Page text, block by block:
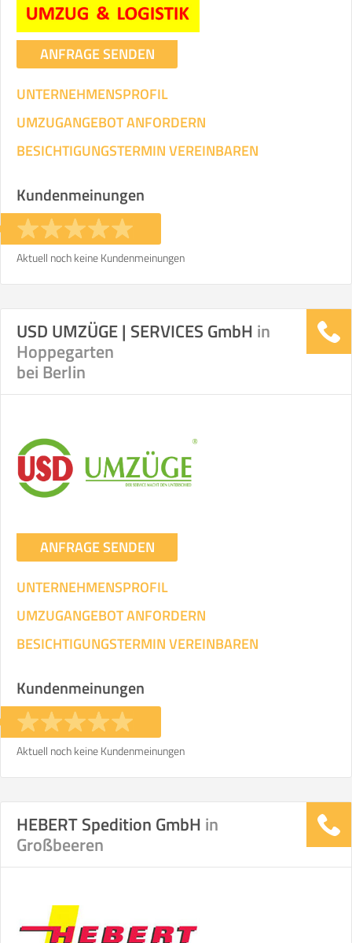
ANFRAGE SENDEN
UNTERNEHMENSPROFIL
UMZUGANGEBOT ANFORDERN
BESICHTIGUNGSTERMIN VEREINBAREN
Kundenmeinungen
Aktuell noch keine Kundenmeinungen
USD UMZÜGE | SERVICES GmbH in
Hoppegarten
bei Berlin
ANFRAGE SENDEN
UNTERNEHMENSPROFIL
UMZUGANGEBOT ANFORDERN
BESICHTIGUNGSTERMIN VEREINBAREN
Kundenmeinungen
Aktuell noch keine Kundenmeinungen
HEBERT Spedition GmbH in
Großbeeren